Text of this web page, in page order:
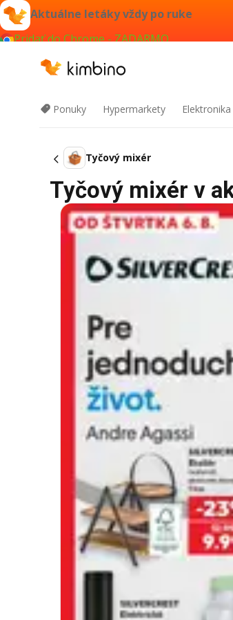
Aktuálne letáky vždy po ruke
Pridať do Chrome - ZADARMO
Ponuky Hypermarkety Elektronika
Tyčový mixér
Tyčový mixér v